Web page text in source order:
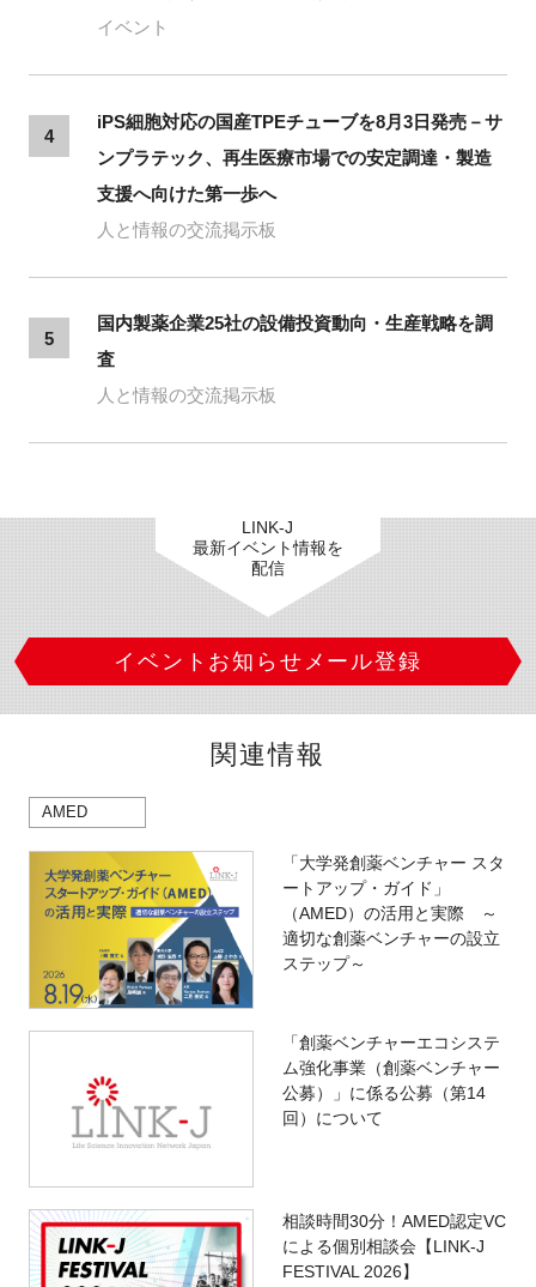
イベント
4
iPS細胞対応の国産TPEチューブを8月3日発売－サ
ンプラテック、再生医療市場での安定調達・製造
支援へ向けた第一歩へ
人と情報の交流掲示板
5
国内製薬企業25社の設備投資動向・生産戦略を調
査
人と情報の交流掲示板
LINK-J
最新イベント情報を
配信
イベントお知らせメール登録
関連情報
AMED
「大学発創薬ベンチャー スタ
ートアップ・ガイド」
（AMED）の活用と実際 ～
適切な創薬ベンチャーの設立
ステップ～
「創薬ベンチャーエコシステ
ム強化事業（創薬ベンチャー
公募）」に係る公募（第14
回）について
相談時間30分！AMED認定VC
による個別相談会【LINK-J
FESTIVAL 2026】